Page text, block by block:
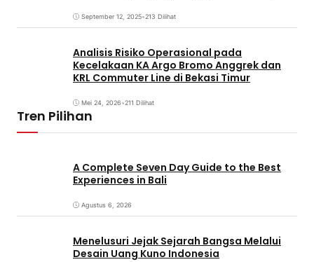
September 12, 2025•213 Dilihat
Analisis Risiko Operasional pada
Kecelakaan KA Argo Bromo Anggrek dan
KRL Commuter Line di Bekasi Timur
Mei 24, 2026•211 Dilihat
Tren Pilihan
A Complete Seven Day Guide to the Best
Experiences in Bali
Agustus 6, 2026
Menelusuri Jejak Sejarah Bangsa Melalui
Desain Uang Kuno Indonesia